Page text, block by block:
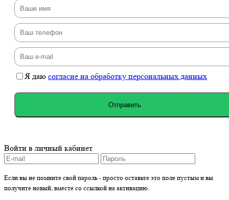
Я даю согласие на обработку персональных данных
Отправить
Войти в личный кабинет
Если вы не помните свой пароль - просто оставьте это поле пустым и вы
получите новый, вместе со ссылкой на активацию.